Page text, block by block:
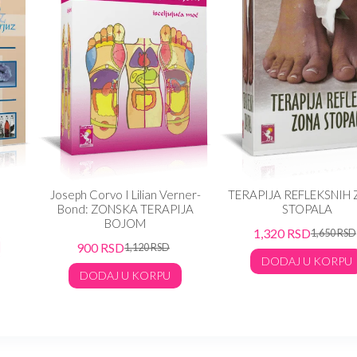
Joseph Corvo I Lilian Verner-
Bond: ZONSKA TERAPIJA
BOJOM
1,120RSD
900RSD
DODAJ U KORPU
TERAPIJA REFLEKSNIH
STOPALA
1,650RSD
1,320RSD
DODAJ U KORPU